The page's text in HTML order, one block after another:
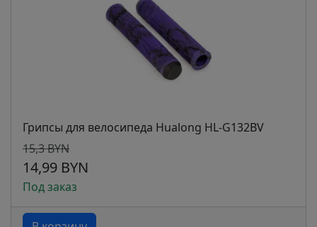
Грипсы для велосипеда Hualong HL-G132BV
15,3 BYN
14,99 BYN
Под заказ